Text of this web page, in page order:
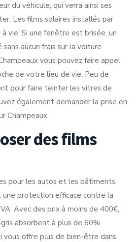
du véhicule, qui verra ainsi ses
Les films solaires installés par
vie. Si une fenêtre est brisée, un
aucun frais sur la voiture
vous pouvez faire appel
de votre lieu de vie. Peu de
pour faire teinter les vitres de
également demander la prise en
Champeaux.
des films
pour les autos et les bâtiments,
protection efficace contre la
Avec des prix à moins de 400€,
absorbent à plus de 60%
vous offre plus de bien-être dans